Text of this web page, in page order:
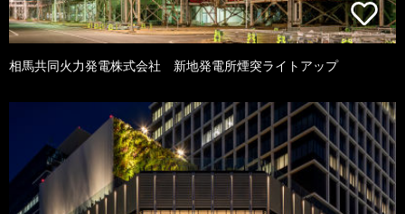
相馬共同火力発電株式会社 新地発電所煙突ライトアップ